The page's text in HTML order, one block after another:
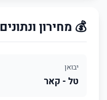
💰 מחירון ונתונים
יבואן
טל - קאר